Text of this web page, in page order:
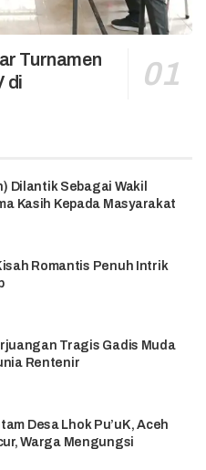
Turnamen
di
Dilantik Sebagai Wakil
Kasih Kepada Masyarakat
Romantis Penuh Intrik
Tragis Gadis Muda
Rentenir
Desa Lhok Pu’uK, Aceh
Warga Mengungsi